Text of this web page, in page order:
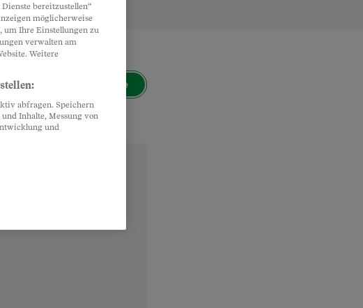
Suche
bereitzustellen“
möglicherweise
um Ihre Einstellungen zu
verwalten am
Weitere
abfragen. Speichern
Inhalte, Messung von
und